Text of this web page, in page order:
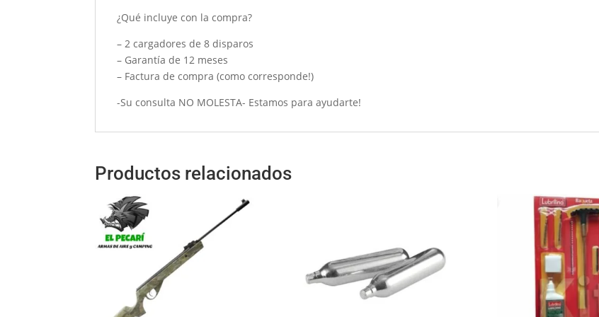
¿Qué incluye con la compra?
– 2 cargadores de 8 disparos
– Garantía de 12 meses
– Factura de compra (como corresponde!)
-Su consulta NO MOLESTA- Estamos para ayudarte!
Productos relacionados